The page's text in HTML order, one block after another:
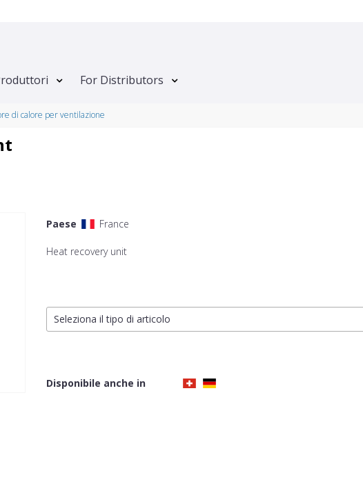
For Distributors
di calore per ventilazione
Paese France
Heat recovery unit
Seleziona il tipo di articolo
Disponibile anche in